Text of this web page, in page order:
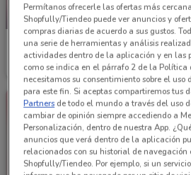
NUEVO
Soriana Express
Caduca hoy 10.8 km
Permítanos ofrecerle las ofertas más
Shopfully/Tiendeo puede ver anuncios y
compras diarias de acuerdo a sus gustos.
una serie de herramientas y análisis
actividades dentro de la aplicación y en las
como se indica en el párrafo 2 de la
necesitamos su consentimiento sobre el uso
para este fin. Si aceptas compartiremos tus
Partners de todo el mundo a través del uso
cambiar de opinión siempre accediendo a
Personalización, dentro de nuestra App.
anuncios que verá dentro de la aplicación
relacionados con su historial de
Shopfully/Tiendeo. Por ejemplo, si un